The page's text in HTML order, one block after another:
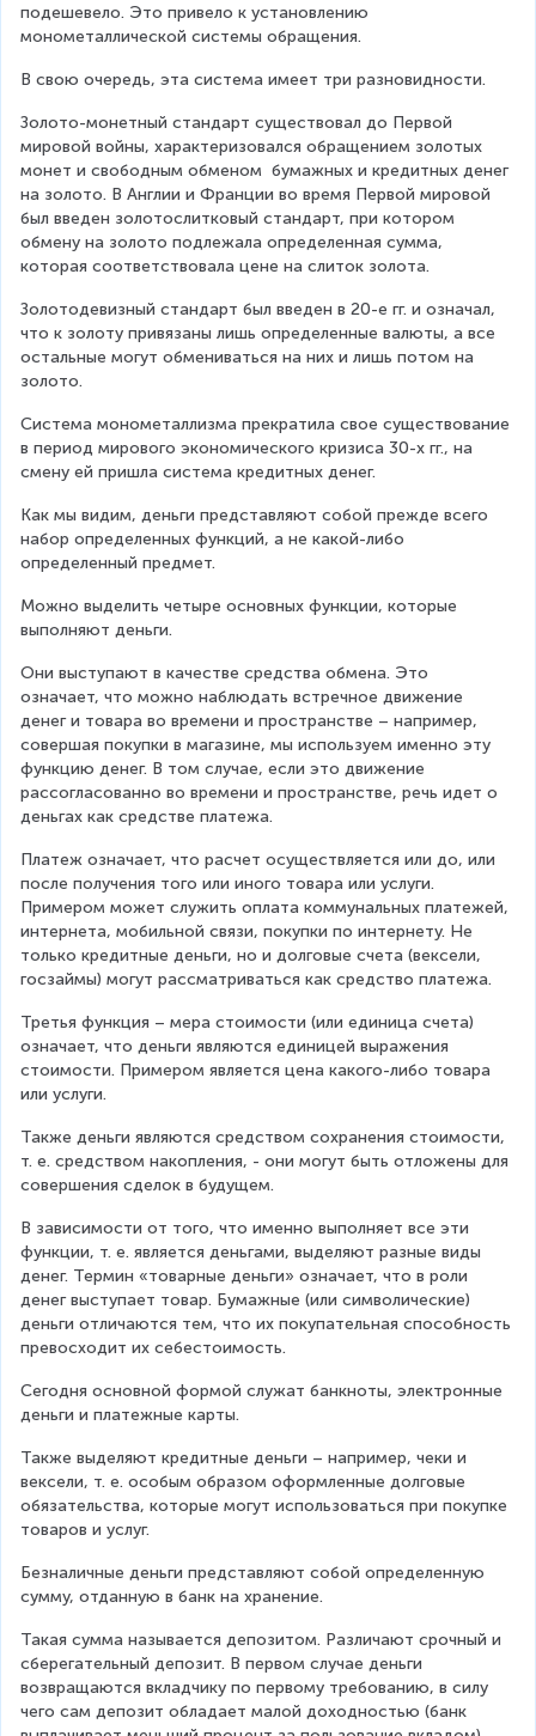
подешевело. Это привело к установлению
монометаллической системы обращения.
В свою очередь, эта система имеет три разновидности.
Золото-монетный стандарт существовал до Первой
мировой войны, характеризовался обращением золотых
монет и свободным обменом  бумажных и кредитных денег
на золото. В Англии и Франции во время Первой мировой
был введен золотослитковый стандарт, при котором
обмену на золото подлежала определенная сумма,
которая соответствовала цене на слиток золота.
Золотодевизный стандарт был введен в 20-е гг. и означал,
что к золоту привязаны лишь определенные валюты, а все
остальные могут обмениваться на них и лишь потом на
золото.
Система монометаллизма прекратила свое существование
в период мирового экономического кризиса 30-х гг., на
смену ей пришла система кредитных денег.
Как мы видим, деньги представляют собой прежде всего
набор определенных функций, а не какой-либо
определенный предмет.
Можно выделить четыре основных функции, которые
выполняют деньги.
Они выступают в качестве средства обмена. Это
означает, что можно наблюдать встречное движение
денег и товара во времени и пространстве – например,
совершая покупки в магазине, мы используем именно эту
функцию денег. В том случае, если это движение
рассогласованно во времени и пространстве, речь идет о
деньгах как средстве платежа.
Платеж означает, что расчет осуществляется или до, или
после получения того или иного товара или услуги.
Примером может служить оплата коммунальных платежей,
интернета, мобильной связи, покупки по интернету. Не
только кредитные деньги, но и долговые счета (вексели,
госзаймы) могут рассматриваться как средство платежа.
Третья функция – мера стоимости (или единица счета)
означает, что деньги являются единицей выражения
стоимости. Примером является цена какого-либо товара
или услуги.
Также деньги являются средством сохранения стоимости,
т. е. средством накопления, - они могут быть отложены для
совершения сделок в будущем.
В зависимости от того, что именно выполняет все эти
функции, т. е. является деньгами, выделяют разные виды
денег. Термин «товарные деньги» означает, что в роли
денег выступает товар. Бумажные (или символические)
деньги отличаются тем, что их покупательная способность
превосходит их себестоимость.
Сегодня основной формой служат банкноты, электронные
деньги и платежные карты.
Также выделяют кредитные деньги – например, чеки и
вексели, т. е. особым образом оформленные долговые
обязательства, которые могут использоваться при покупке
товаров и услуг.
Безналичные деньги представляют собой определенную
сумму, отданную в банк на хранение.
Такая сумма называется депозитом. Различают срочный и
сберегательный депозит. В первом случае деньги
возвращаются вкладчику по первому требованию, в силу
чего сам депозит обладает малой доходностью (банк